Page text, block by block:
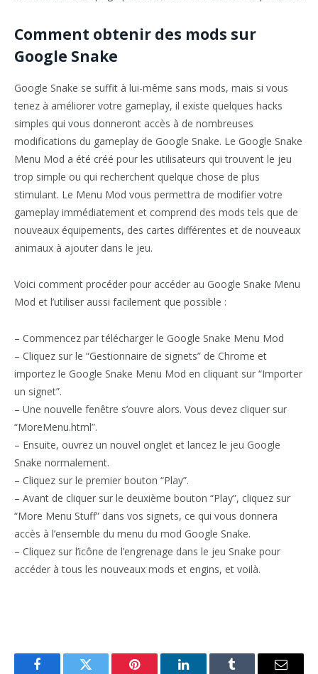
Comment obtenir des mods sur
Google Snake
Google Snake se suffit à lui-même sans mods, mais si vous
tenez à améliorer votre gameplay, il existe quelques hacks
simples qui vous donneront accès à de nombreuses
modifications du gameplay de Google Snake. Le Google Snake
Menu Mod a été créé pour les utilisateurs qui trouvent le jeu
trop simple ou qui recherchent quelque chose de plus
stimulant. Le Menu Mod vous permettra de modifier votre
gameplay immédiatement et comprend des mods tels que de
nouveaux équipements, des cartes différentes et de nouveaux
animaux à ajouter dans le jeu.
Voici comment procéder pour accéder au Google Snake Menu
Mod et l’utiliser aussi facilement que possible :
– Commencez par télécharger le Google Snake Menu Mod
– Cliquez sur le “Gestionnaire de signets” de Chrome et
importez le Google Snake Menu Mod en cliquant sur “Importer
un signet”.
– Une nouvelle fenêtre s’ouvre alors. Vous devez cliquer sur
“MoreMenu.html”.
– Ensuite, ouvrez un nouvel onglet et lancez le jeu Google
Snake normalement.
– Cliquez sur le premier bouton “Play”.
– Avant de cliquer sur le deuxième bouton “Play”, cliquez sur
“More Menu Stuff” dans vos signets, ce qui vous donnera
accès à l’ensemble du menu du mod Google Snake.
– Cliquez sur l’icône de l’engrenage dans le jeu Snake pour
accéder à tous les nouveaux mods et engins, et voilà.